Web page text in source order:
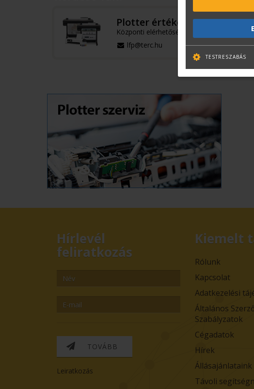
Plotter értékesítés
Központi elérhetőségek
lfp@terc.hu
Hírlevél
feliratkozás
TOVÁBB
Leiratkozás
Kiemelt
Rólunk
Kapcsolat
Adatkezelési
Általános
Szabályzatok
Cégadatok
Hírek
Állásajánlataink
Távoli
TESTRESZABÁS